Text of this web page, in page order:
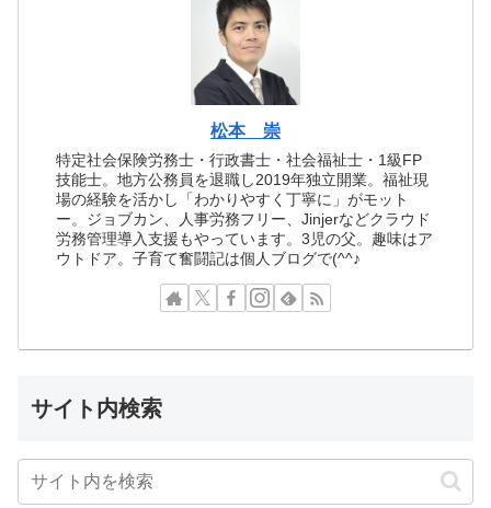
松本 崇
特定社会保険労務士・行政書士・社会福祉士・1級FP
技能士。地方公務員を退職し2019年独立開業。福祉現
場の経験を活かし「わかりやすく丁寧に」がモット
ー。ジョブカン、人事労務フリー、Jinjerなどクラウド
労務管理導入支援もやっています。3児の父。趣味はア
ウトドア。子育て奮闘記は個人ブログで(^^♪
サイト内検索